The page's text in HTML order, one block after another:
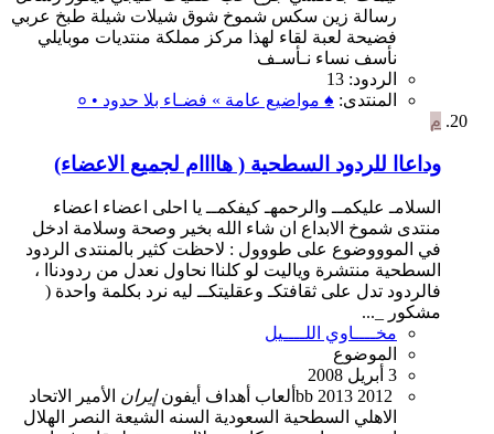
رسالة زين سكس شموخ شوق شيلات شيلة طبخ عربي
فضيحة لعبة لقاء لهذا مركز مملكة منتديات موبايلي
نأسف نساء نـأسـف
الردود: 13
المنتدى: ♠ مواضيع عامة » فضـاء بلا حدود • ०
م
وداعاا للردود السطحية ( هاااام لجميع الاعضاء)
السلامـ عليكمــ والرحمهـ كيفكمــ يا احلى اعضاء اعضاء
منتدى شموخ الابداع ان شاء الله بخير وصحة وسلامة ادخل
في الموووضوع على طووول : لاحظت كثير بالمنتدى الردود
السطحية منتشرة وياليت لو كلناا نحاول نعدل من ردودناا ،
فالردود تدل على ثقافتكـ وعقليتكــ ليه نرد بكلمة واحدة (
مشكور _...
مخــــاوي اللــــيل
الموضوع
3 أبريل 2008
2012
2013
bb ألعاب أهداف أيفونإيران الأمير
الاتحاد
الاهلي السطحية السعودية السنه الشيعة النصر
الهلال